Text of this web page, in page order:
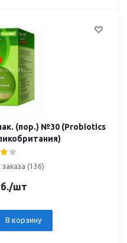
(пор.) №30 (Probiotics
(136)
/шт
В корзину